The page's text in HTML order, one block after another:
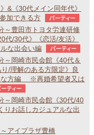
&《30代メイン同年代》
加できる方
パーティー
～豊田市トヨタ労連研修
代/30代》《恋活/友活》
な出会い編
パーティー
～岡崎市民会館《40代＆
/理解のある方限定》良
な方編 ※再婚希望者又は
ティー
～岡崎市民会館《30代/40
りお話しカジュアルな出
アイプラザ豊橋